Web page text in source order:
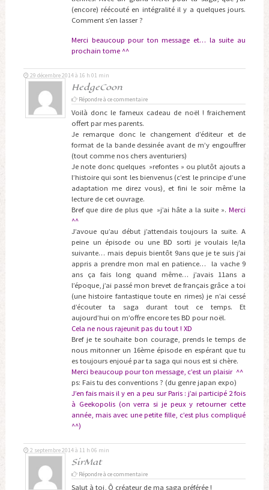
(encore) réécouté en intégralité il y a quelques jours.
Comment s’en lasser ?
Merci beaucoup pour ton message et… la suite au
prochain tome ^^
HedgeCoon
29 décembre 2014 à 16 h 01 min
Répondre à ce commentaire
Voilà donc le fameux cadeau de noël ! fraichement
offert par mes parents.
Je remarque donc le changement d’éditeur et de
format de la bande dessinée avant de m’y engouffrer
(tout comme nos chers aventuriers)
Je note donc quelques »refontes » ou plutôt ajouts a
l’histoire qui sont les bienvenus (c’est le principe d’une
adaptation me direz vous), et fini le soir même la
lecture de cet ouvrage.
Bref que dire de plus que »j’ai hâte a la suite ».Merci
^^
J’avoue qu’au début j’attendais toujours la suite. A
peine un épisode ou une BD sorti je voulais le/la
suivante… mais depuis bientôt 9ans que je te suis j’ai
appris a prendre mon mal en patience… la vache 9
ans ça fais long quand même… j’avais 11ans a
l’époque, j’ai passé mon brevet de français grâce a toi
(une histoire fantastique toute en rimes) je n’ai cessé
d’écouter ta saga durant tout ce temps. Et
aujourd’hui on m’offre encore tes BD pour noël.
Cela ne nous rajeunit pas du tout ! XD
Bref je te souhaite bon courage, prends le temps de
nous mitonner un 16ème épisode en espérant que tu
es toujours enjoué par ta saga qui nous est si chère.
Merci beaucoup pour ton message, c’est un plaisir ^^
ps: Fais tu des conventions ? (du genre japan expo)
J’en fais mais il y en a peu sur Paris : j’ai participé 2 fois
à Geekopolis (on verra si je peux y retourner cette
année, mais avec une petite fille, c’est plus compliqué
^^)
SirMat
2 septembre 2014 à 11 h 06 min
Répondre à ce commentaire
Salut à toi, Ô créateur de ma saga préférée !